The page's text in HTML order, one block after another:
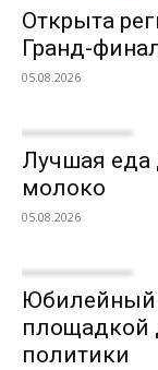
Открыта
Гранд-
05.08.2026
Лучшая еда
молоко
05.08.2026
Юбилейный
площадкой
политики